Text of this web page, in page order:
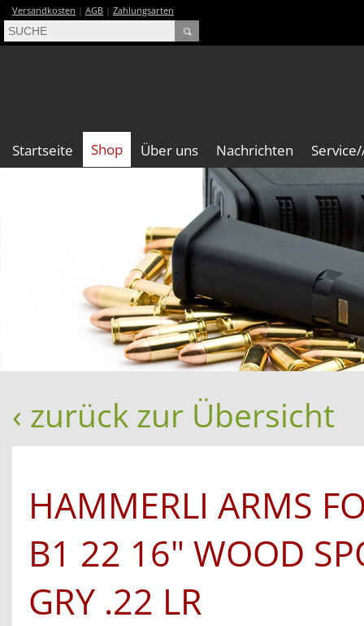
Versandkosten | AGB | Zahlungsarten
Startseite Shop Über uns Nachrichten
‹ zurück zur Übersicht
HAMMERLI ARMS
B1 22 16" WOOD
GRY .22 LR